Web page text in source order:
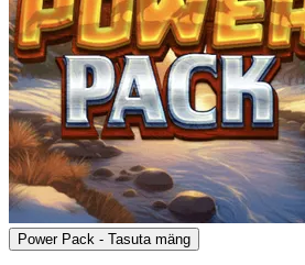
Power Pack - Tasuta mäng